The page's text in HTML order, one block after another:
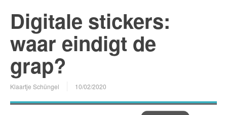
Digitale stickers:
waar eindigt de
grap?
Klaartje Schüngel 10/02/2020